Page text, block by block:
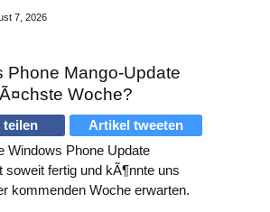
7, 2026
Phone Mango-Update
Woche?
teilen
Artikel tweeten
Windows Phone Update
soweit fertig und kÃ¶nnte uns
kommenden Woche erwarten.